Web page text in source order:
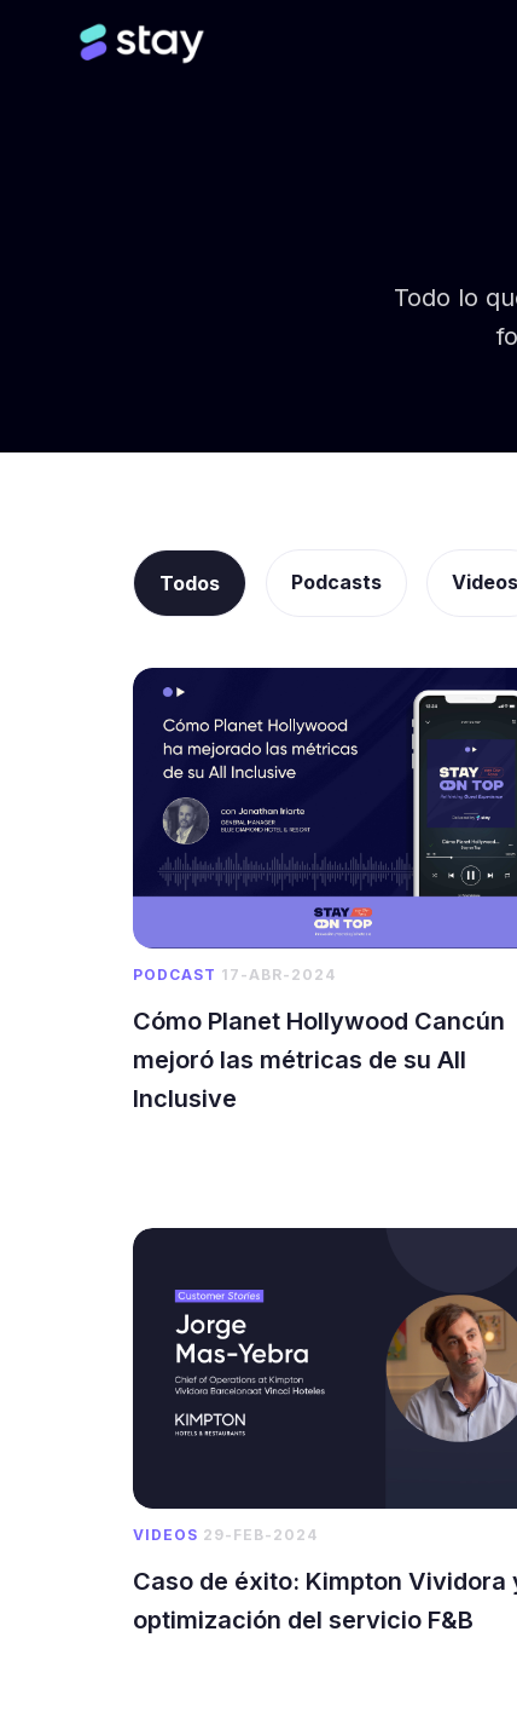
Todo lo
Todos Podcasts Videos
PODCAST 17-ABR-2024
Cómo Planet Hollywood Cancún
mejoró las métricas de su All
Inclusive
VIDEOS 29-FEB-2024
Caso de éxito: Kimpton Vividora
optimización del servicio F&B